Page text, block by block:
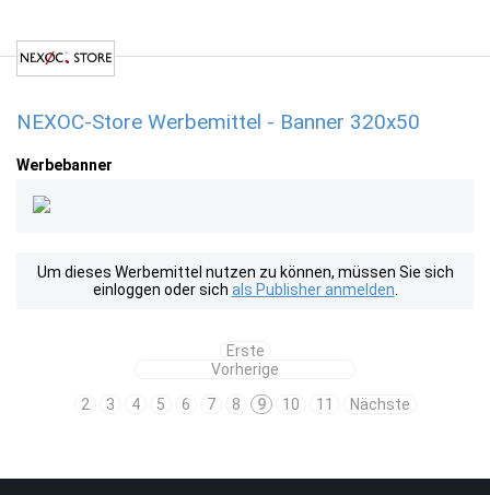
NEXOC-Store Werbemittel - Banner 320x50
Werbebanner
Um dieses Werbemittel nutzen zu können, müssen Sie sich
einloggen oder sich als Publisher anmelden
Erste
Vorherige
2
3 4 5 6 7 8 9 10 11 Nächste